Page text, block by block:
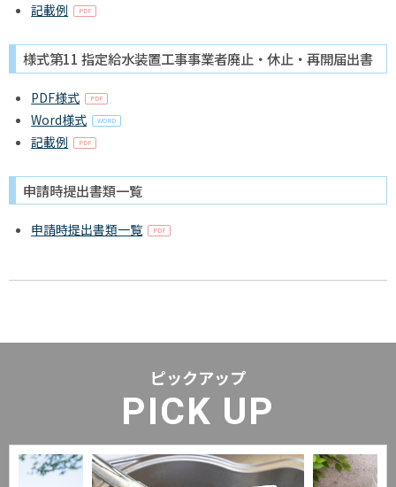
記載例
様式第11 指定給水装置工事事業者廃止・休止・再開届出書
PDF様式
Word様式
記載例
申請時提出書類一覧
申請時提出書類一覧
ピックアップ
PICK UP